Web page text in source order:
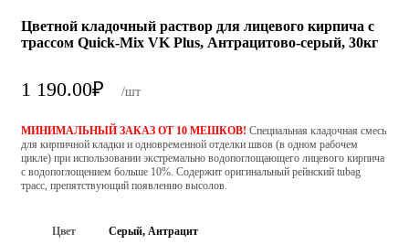
Цветной кладочный раствор для лицевого кирпича с
трассом Quick-Mix VK Plus, Антрацитово-серый, 30кг
1 190.00₽ /шт
МИНИМАЛЬНЫЙ ЗАКАЗ ОТ 10 МЕШКОВ! Специальная кладочная смесь
для кирпичной кладки и одновременной отделки швов (в одном рабочем
цикле) при использовании экстремально водопоглощающего лицевого кирпича
с водопоглощением больше 10%. Содержит оригинальный рейнский tubag
трасс, препятствующий появлению высолов.
Цвет Серый, Антрацит